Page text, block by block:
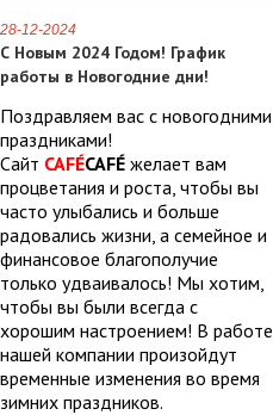
28-12-2024
С Новым 2024 Годом! График
работы в Новогодние дни!
Поздравляем вас с новогодними
праздниками!
Сайт CAFÉCAFÉ желает вам
процветания и роста, чтобы вы
часто улыбались и больше
радовались жизни, а семейное и
финансовое благополучие
только удваивалось! Мы хотим,
чтобы вы были всегда с
хорошим настроением! В работе
нашей компании произойдут
временные изменения во время
зимних праздников.